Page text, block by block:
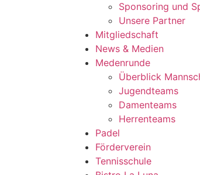
Sponsoring und
Unsere Partner
Mitgliedschaft
News & Medien
Medenrunde
Überblick
Jugendteams
Damenteams
Herrenteams
Padel
Förderverein
Tennisschule